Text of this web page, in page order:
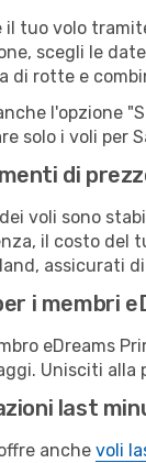
il tuo volo
scegli le
di rotte e
l'opzione
solo i voli per
di
voli sono
il costo del
assicurati
i membri
eDreams
Unisciti alla
last
anche voli